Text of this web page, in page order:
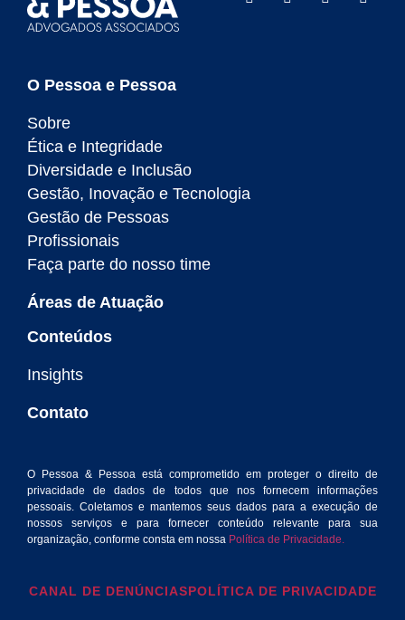
O Pessoa e Pessoa
Sobre
Ética e Integridade
Diversidade e Inclusão
Gestão, Inovação e Tecnologia
Gestão de Pessoas
Profissionais
Faça parte do nosso time
Áreas de Atuação
Conteúdos
Insights
Contato
O Pessoa & Pessoa está comprometido em proteger o direito de
privacidade de dados de todos que nos fornecem informações
pessoais. Coletamos e mantemos seus dados para a execução de
nossos serviços e para fornecer conteúdo relevante para sua
organização, conforme consta em nossa Política de Privacidade.
CANAL DE DENÚNCIASPOLÍTICA DE PRIVACIDADE